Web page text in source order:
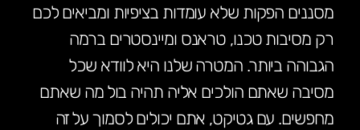
מסננים הפקות שלא עומדות בציפיות ומביאים לכם
רק מסיבות טכנו, טראנס ומיינסטרים ברמה
הגבוהה ביותר. המטרה שלנו היא לוודא שכל
מסיבה שאתם הולכים אליה תהיה בול מה שאתם
מחפשים. עם גטיקט, אתם יכולים לסמוך על זה